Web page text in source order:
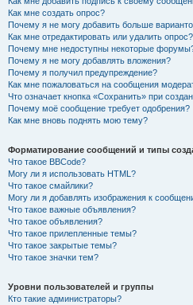
Как мне создать опрос?
Почему я не могу добавить больше
Как мне отредактировать или удалить опрос?
Почему мне недоступны некоторые
Почему я не могу добавлять вложения?
Почему я получил предупреждение?
Как мне пожаловаться на сообщения
Что означает кнопка «Сохранить» при
Почему моё сообщение требует одобрения?
Как мне вновь поднять мою тему?
Форматирование сообщений и типы
Что такое BBCode?
Могу ли я использовать HTML?
Что такое смайлики?
Могу ли я добавлять изображения к
Что такое важные объявления?
Что такое объявления?
Что такое прилепленные темы?
Что такое закрытые темы?
Что такое значки тем?
Уровни пользователей и группы
Кто такие администраторы?